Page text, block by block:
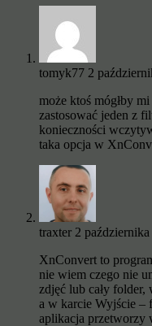
tomyk77 2
może ktoś mógłby
zastosować jeden z
konieczności
taka opcja w
traxter 2 października
XnConvert to
nie wiem czego nie
zdjęć lub cały
a w karcie Wyjście –
aplikacja przetworzy